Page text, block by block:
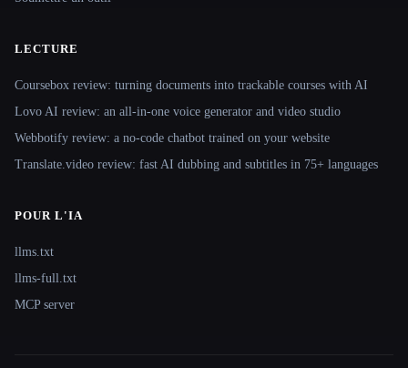
LECTURE
Coursebox review: turning documents into trackable courses with AI
Lovo AI review: an all-in-one voice generator and video studio
Webbotify review: a no-code chatbot trained on your website
Translate.video review: fast AI dubbing and subtitles in 75+ languages
POUR L'IA
llms.txt
llms-full.txt
MCP server